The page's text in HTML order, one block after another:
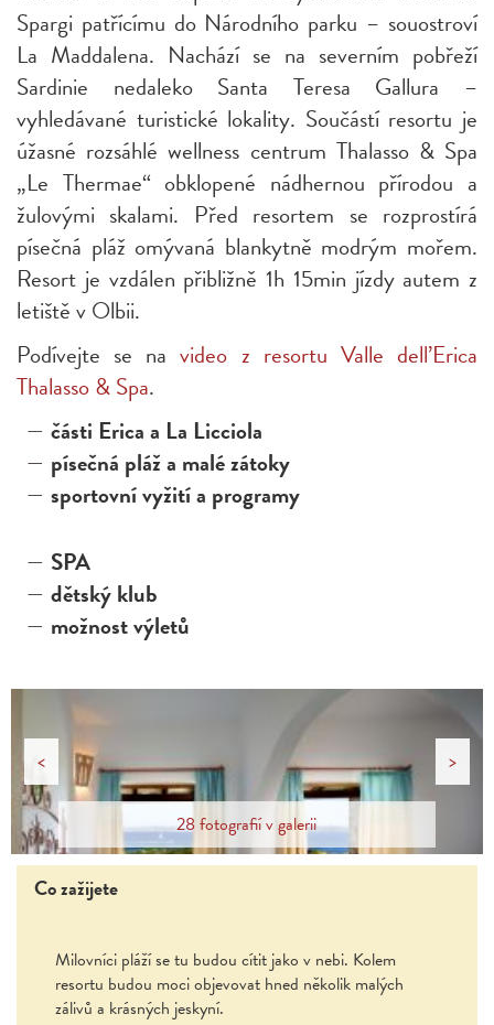
Spargi patřícímu do Národního parku – souostroví
La Maddalena. Nachází se na severním pobřeží
Sardinie nedaleko Santa Teresa Gallura –
vyhledávané turistické lokality. Součástí resortu je
úžasné rozsáhlé wellness centrum Thalasso & Spa
„Le Thermae“ obklopené nádhernou přírodou a
žulovými skalami. Před resortem se rozprostírá
písečná pláž omývaná blankytně modrým mořem.
Resort je vzdálen přibližně 1h 15min jízdy autem z
letiště v Olbii.
Podívejte se na video z resortu Valle dell’Erica
Thalasso & Spa.
části Erica a La Licciola
písečná pláž a malé zátoky
sportovní vyžití a programy
SPA
dětský klub
možnost výletů
< >
28 fotografií v galerii
Co zažijete
Milovníci pláží se tu budou cítit jako v nebi. Kolem
resortu budou moci objevovat hned několik malých
zálivů a krásných jeskyní.